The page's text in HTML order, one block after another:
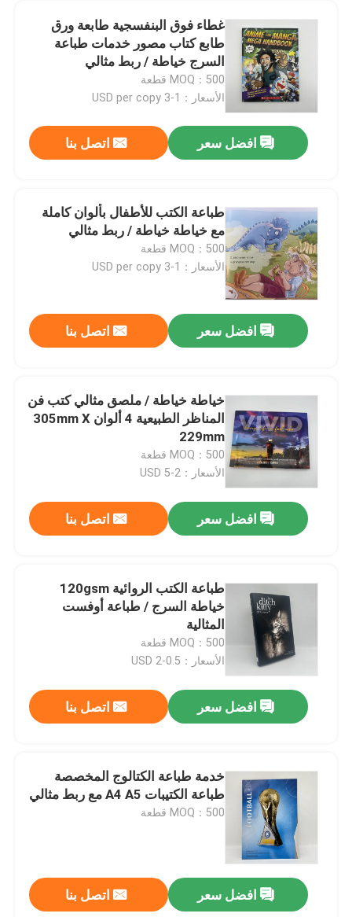
غطاء فوق البنفسجية طابعة ورق
طابع كتاب مصور خدمات طباعة
السرج خياطة / ربط مثالي
MOQ：500 قطعة
الأسعار：1-3 USD per copy
افضل سعر اتصل بنا
طباعة الكتب للأطفال بألوان كاملة
مع خياطة خياطة / ربط مثالي
MOQ：500 قطعة
الأسعار：1-3 USD per copy
افضل سعر اتصل بنا
خياطة خياطة / ملصق مثالي كتب فن
المناظر الطبيعية 4 ألوان 305mm X
229mm
MOQ：500 قطعة
الأسعار：2-5 USD
افضل سعر اتصل بنا
طباعة الكتب الروائية 120gsm
خياطة السرج / طباعة أوفست
المثالية
MOQ：500 قطعة
الأسعار：0.5-2 USD
افضل سعر اتصل بنا
خدمة طباعة الكتالوج المخصصة
طباعة الكتيبات A4 A5 مع ربط مثالي
MOQ：500 قطعة
افضل سعر اتصل بنا